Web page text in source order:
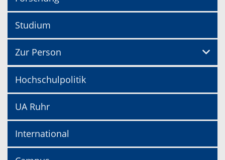
Studium
Zur Person
Hochschulpolitik
UA Ruhr
International